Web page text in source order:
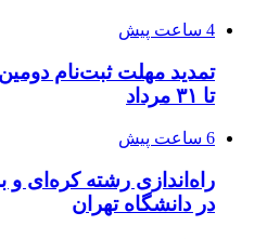
4 ساعت پیش
تا ۳۱ مرداد
6 ساعت پیش
در دانشگاه تهران